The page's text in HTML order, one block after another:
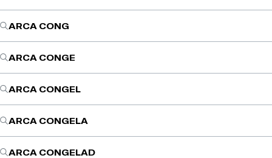
ARCA CONG
ARCA CONGE
ARCA CONGEL
ARCA CONGELA
ARCA CONGELAD